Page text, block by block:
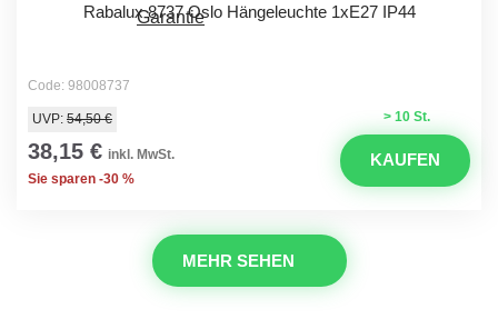
Rabalux 8737 Oslo Hängeleuchte 1xE27 IP44
Code: 98008737
> 10 St.
UVP: 54,50 €
38,15 € inkl. MwSt.
Sie sparen -30 %
KAUFEN
MEHR SEHEN